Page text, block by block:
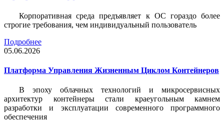
Корпоративная среда предъявляет к ОС гораздо более
строгие требования, чем индивидуальный пользователь
Подробнее
05.06.2026
Платформа Управления Жизненным Циклом Контейнеров
В эпоху облачных технологий и микросервисных
архитектур контейнеры стали краеугольным камнем
разработки и эксплуатации современного программного
обеспечения